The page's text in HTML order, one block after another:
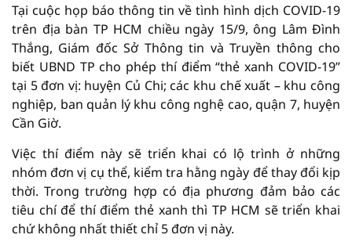
Tại cuộc họp báo thông tin về tình hình dịch COVID-19
trên địa bàn TP HCM chiều ngày 15/9, ông Lâm Đình
Thắng, Giám đốc Sở Thông tin và Truyền thông cho
biết UBND TP cho phép thí điểm “thẻ xanh COVID-19”
tại 5 đơn vị: huyện Củ Chi; các khu chế xuất – khu công
nghiệp, ban quản lý khu công nghệ cao, quận 7, huyện
Cần Giờ.
Việc thí điểm này sẽ triển khai có lộ trình ở những
nhóm đơn vị cụ thể, kiểm tra hằng ngày để thay đổi kịp
thời. Trong trường hợp có địa phương đảm bảo các
tiêu chí để thí điểm thẻ xanh thì TP HCM sẽ triển khai
chứ không nhất thiết chỉ 5 đơn vị này.